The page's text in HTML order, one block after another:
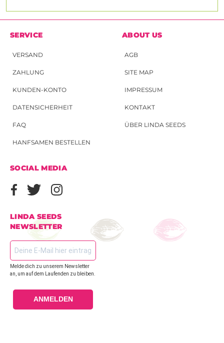
SERVICE
VERSAND
ZAHLUNG
KUNDEN-KONTO
DATENSICHERHEIT
FAQ
HANFSAMEN BESTELLEN
ABOUT US
AGB
SITE MAP
IMPRESSUM
KONTAKT
ÜBER LINDA SEEDS
SOCIAL MEDIA
LINDA SEEDS
NEWSLETTER
Melde dich zu unserem Newsletter
an, um auf dem Laufenden zu bleiben.
ANMELDEN